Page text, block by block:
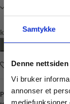
Samtykke
Denne
Vi bruker
annonser et
kr 0,00
Legg i ønskelisten
Produktnummer: